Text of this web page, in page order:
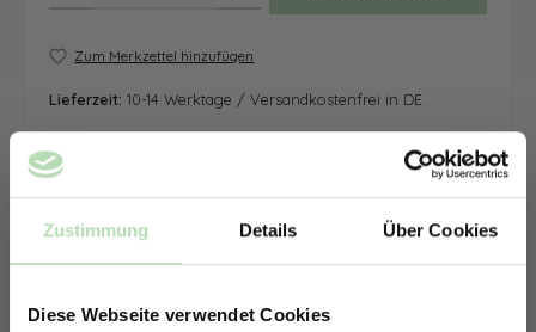
Zustimmung Details Über Cookies
Diese Webseite verwendet Cookies
Zum Merkzettel hinzufügen
Lieferzeit: 10-14 Werktage / Versandkostenfrei in DE